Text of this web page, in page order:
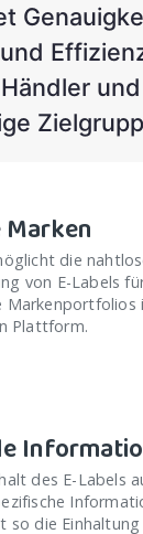
und
die
von E-Labels
Markenportfolios
Plattform.
des E-Labels
so die